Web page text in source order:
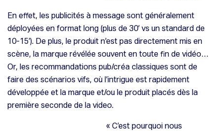
En effet, les publicités à message sont généralement
déployées en format long (plus de 30’ vs un standard de
10-15’). De plus, le produit n’est pas directement mis en
scène, la marque révélée souvent en toute fin de vidéo…
Or, les recommandations pub/créa classiques sont de
faire des scénarios vifs, où l’intrigue est rapidement
développée et la marque et/ou le produit placés dès la
première seconde de la video.
«C’est pourquoi nous